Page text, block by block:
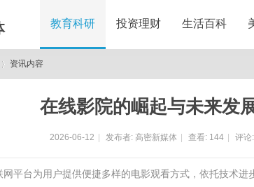
教育科研 投资理财 生活百科
资讯内容
在线影院的崛起与未来发
2026-06-12 发布者: 高密新媒体 查看: 144 评论:
网平台为用户提供便捷多样的电影观看方式，依托技术